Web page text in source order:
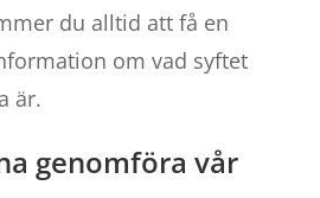
du alltid att få en
om vad syftet
är.
genomföra vår